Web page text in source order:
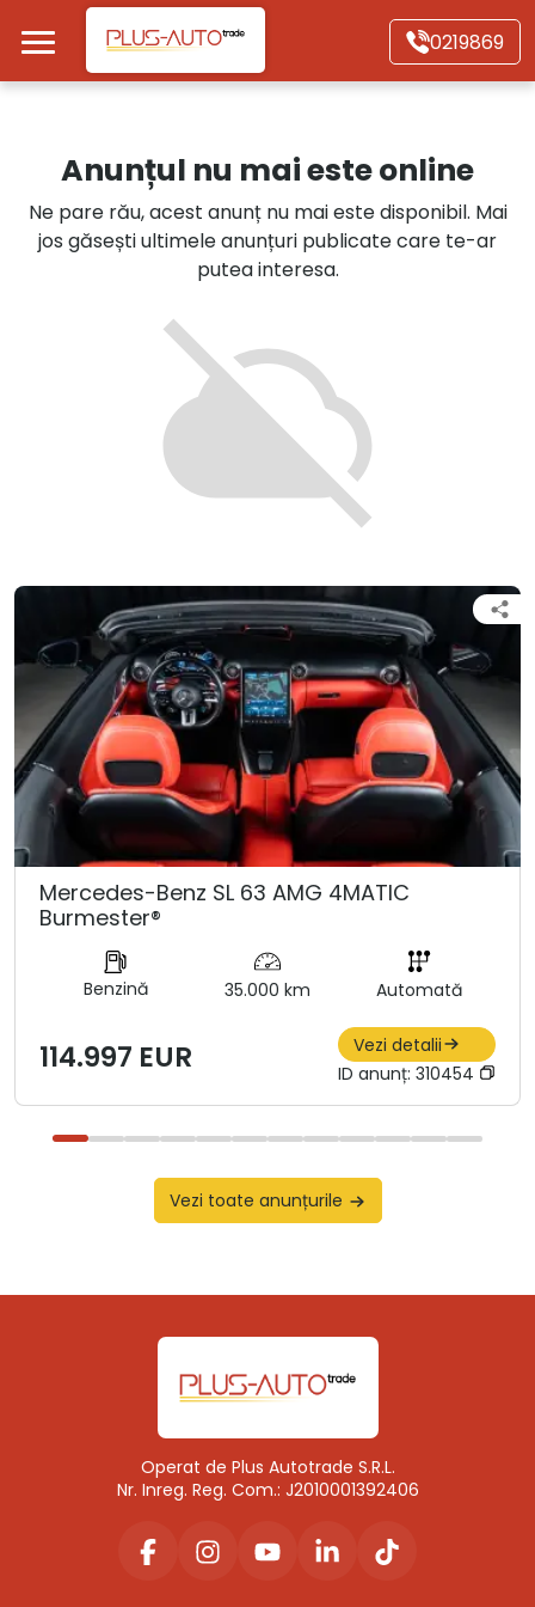
Mergi direct la conținutul principal
0219869
Autoturisme
Motociclete
Autoutilitare
Alte tipuri vehicule
Anunțul nu mai este online
Ne pare rău, acest anunț nu mai este disponibil. Mai
jos găsești ultimele anunțuri publicate care te-ar
putea interesa.
Mercedes-Benz SL 63 AMG 4MATIC
Burmester®
Benzină 35.000 km Automată
114.997 EUR
Vezi detalii
ID anunț: 310454
Vezi toate anunțurile
Operat de Plus Autotrade S.R.L.
Nr. Inreg. Reg. Com.: J2010001392406